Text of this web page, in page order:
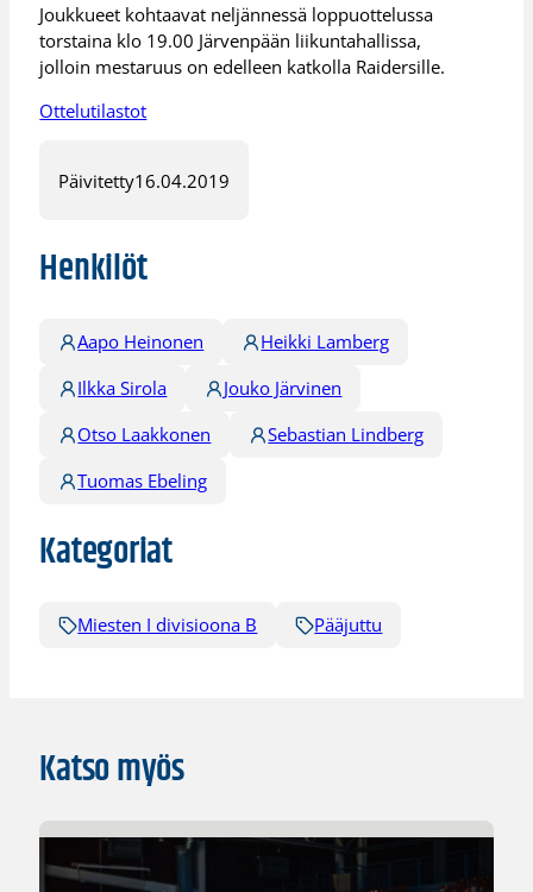
Joukkueet kohtaavat neljännessä loppuottelussa
torstaina klo 19.00 Järvenpään liikuntahallissa,
jolloin mestaruus on edelleen katkolla Raidersille.
Ottelutilastot
Päivitetty16.04.2019
Henkilöt
Aapo Heinonen
Heikki Lamberg
Ilkka Sirola
Jouko Järvinen
Otso Laakkonen
Sebastian Lindberg
Tuomas Ebeling
Kategoriat
Miesten I divisioona B Pääjuttu
Katso myös